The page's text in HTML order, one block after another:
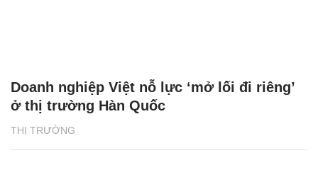
THỊ TRƯỜNG
Doanh nghiệp Việt nỗ lực ‘mở lối đi riêng’
ở thị trường Hàn Quốc